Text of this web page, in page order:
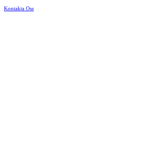
Kontakta Oss